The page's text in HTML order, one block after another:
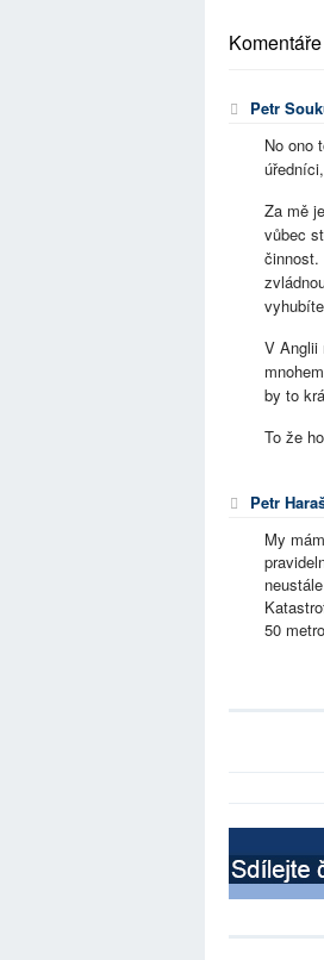
Komentáře
Petr
No ono
Za mě
vůbec
V Anglii
by to
To že
Petr
My
50